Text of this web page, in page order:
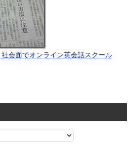
会面でオンライン英会話スクール